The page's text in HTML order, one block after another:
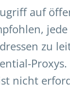
auf
zu
nicht